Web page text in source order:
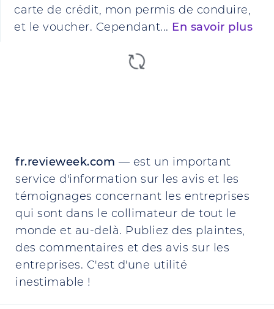
carte de crédit, mon permis de conduire,
et le voucher. Cependant... En savoir plus
fr.revieweek.com — est un important
service d'information sur les avis et les
témoignages concernant les entreprises
qui sont dans le collimateur de tout le
monde et au-delà. Publiez des plaintes,
des commentaires et des avis sur les
entreprises. C'est d'une utilité
inestimable !